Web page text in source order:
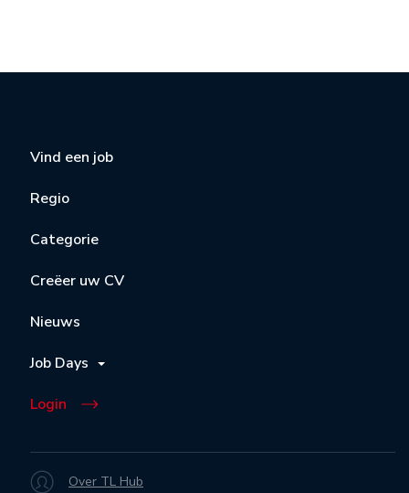
Vind een job
Regio
Categorie
Creëer uw CV
Nieuws
Job Days
Login
Over TL Hub